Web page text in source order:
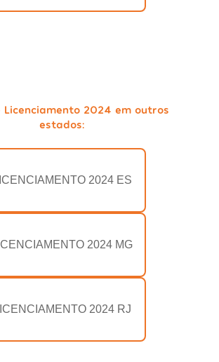
Licenciamento 2024 em outros
estados:
2024 ES
2024 MG
2024 RJ